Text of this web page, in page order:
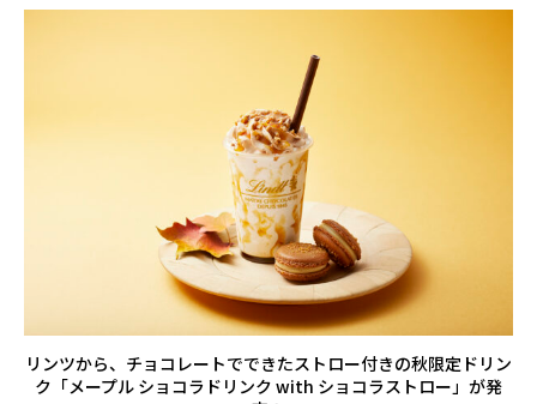
リンツから、チョコレートでできたストロー付きの秋限定ドリン
ク「メープル ショコラドリンク with ショコラストロー」が発